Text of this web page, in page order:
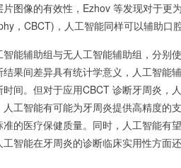
图像的有效性，Ezhov 等发现对于更
，CBCT)，人工智能同样可以辅助口
能辅助组与无人工智能辅助组，分别
果间差异具有统计学意义，人工智能
间。但对于应用CBCT 诊断牙周炎，
工智能有可能为牙周炎提供高精度的
的医疗保健质量。同时，人工智能有
智能在牙周炎的诊断临床实用性方面